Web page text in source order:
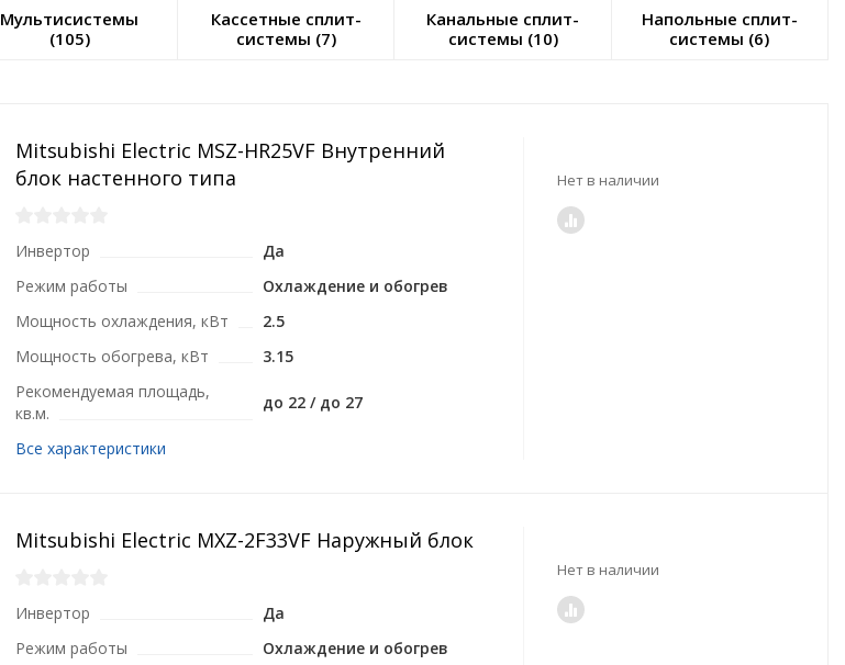
Мультисистемы
(105)
Кассетные сплит-
системы (7)
Канальные сплит-
системы (10)
Напольные сплит-
системы (6)
Mitsubishi Electric MSZ-HR25VF Внутренний
блок настенного типа
Инвертор
Да
Режим работы
Охлаждение и обогрев
Мощность охлаждения, кВт
2.5
Мощность обогрева, кВт
3.15
Рекомендуемая площадь,
кв.м.
до 22 / до 27
Все характеристики
Нет в наличии
Mitsubishi Electric MXZ-2F33VF Наружный блок
Инвертор
Да
Режим работы
Охлаждение и обогрев
Нет в наличии